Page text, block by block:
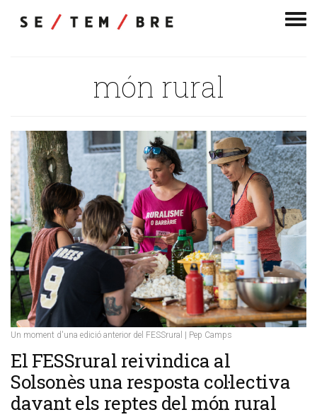
món rural
Un moment d'una edició anterior del FESSrural | Pep Camps
​El FESSrural reivindica al
Solsonès una resposta col·lectiva
davant els reptes del món rural